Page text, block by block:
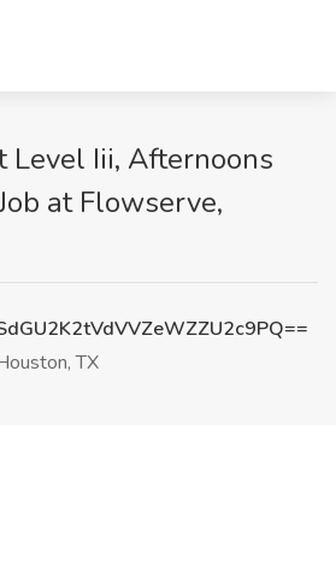
Level Iii, Afternoons
at Flowserve,
TX